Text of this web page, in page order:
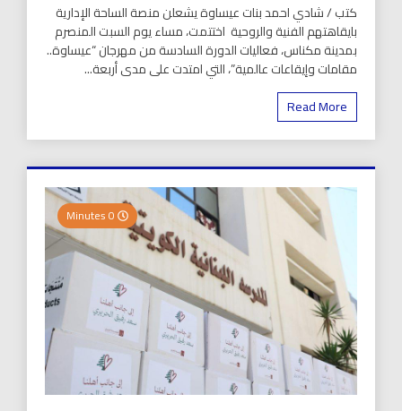
كتب / شادي احمد بنات عيساوة يشعلن منصة الساحة الإدارية
بايقاهتهم الفنية والروحية اختتمت، مساء يوم السبت المنصرم
بمدينة مكناس، فعاليات الدورة السادسة من مهرجان “عيساوة..
مقامات وإيقاعات عالمية”، التي امتدت على مدى أربعة...
Read More